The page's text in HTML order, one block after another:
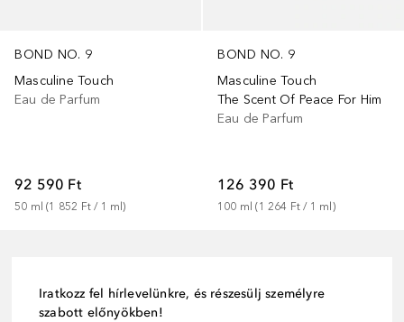
BOND NO. 9
Masculine Touch
Eau de Parfum
92 590 Ft
50 ml (1 852 Ft / 1 ml)
BOND NO. 9
Masculine Touch
The Scent Of Peace For Him
Eau de Parfum
126 390 Ft
100 ml (1 264 Ft / 1 ml )
Iratkozz fel hírlevelünkre, és részesülj személyre
szabott előnyökben!